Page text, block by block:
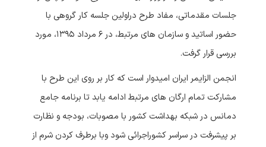
جلسات مقدماتی، مفاد طرح دراولین جلسه کار گروهی با
حضور اساتید و سازمان های مرتبط، در ۶ مرداد ۱۳۹۵، مورد
بررسی قرار گرفت.
انجمن الزایمر ایران امیدوار است که کار بر روی این طرح با
مشارکت تمام ارگان های مرتبط ادامه یابد تا برنامه جامع
دمانس در شبکه بهداشت کشور با مصوبات، بودجه و نظارت
بر پیشرفت در سراسر کشوراجرائی شود وبا برطرف کردن شرم از